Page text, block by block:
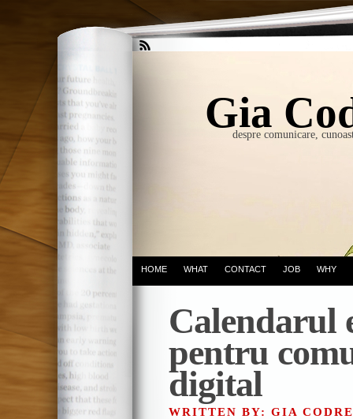
Gia
despre comunicare,
HOME WHAT CONTACT JOB WHY
Calendarul
pentru
digital
WRITTEN BY: GIA